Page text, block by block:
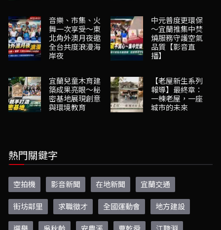
音樂、市集、火
舞一次享受～東
北角外澳月夜邀
全台共度浪漫海
岸夜
中元普度更環保
～宜蘭推集中焚
燒服務守護空氣
品質【影音直
播】
宜蘭兒童木育建
築成果亮眼～秘
密基地展現創意
與環境教育
【老屋新生系列
報導】最終章：
一棟老屋，一座
城市的未來
熱門關鍵字
空拍機 影音新聞 在地新聞 宜蘭交通
街坊鄰里 求職徵才 全國運動會 地方建設